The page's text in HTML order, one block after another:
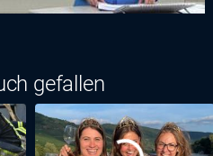
gefallen